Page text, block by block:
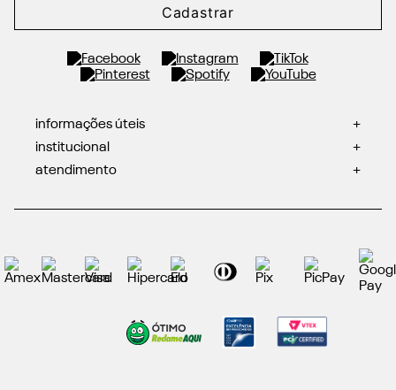
Cadastrar
informações úteis
+
institucional
+
atendimento
+